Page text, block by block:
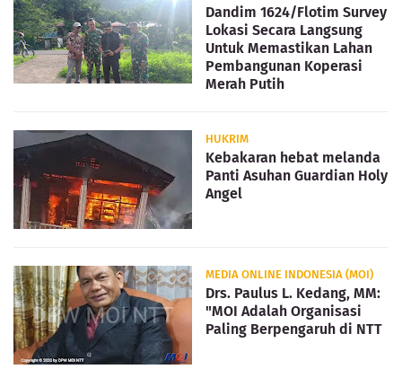
Dandim 1624/Flotim Survey
Lokasi Secara Langsung
Untuk Memastikan Lahan
Pembangunan Koperasi
Merah Putih
HUKRIM
Kebakaran hebat melanda
Panti Asuhan Guardian Holy
Angel
MEDIA ONLINE INDONESIA (MOI)
Drs. Paulus L. Kedang, MM:
"MOI Adalah Organisasi
Paling Berpengaruh di NTT